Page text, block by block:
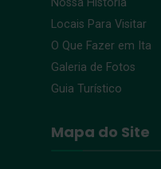
Nossa História
Locais Para Visitar
O Que Fazer em Ita
Galeria de Fotos
Guia Turístico
Mapa do Site